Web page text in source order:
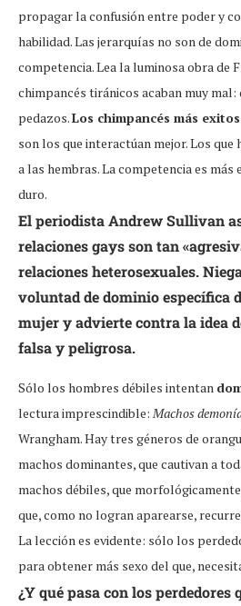
propagar la confusión entre poder y
habilidad. Las jerarquías no son de
competencia. Lea la luminosa obra de
chimpancés tiránicos acaban muy
pedazos.Los chimpancés más
son los que interactúan mejor. Los que
a las hembras. La competencia es
duro.
El periodista Andrew Sullivan
relaciones gays son tan
relaciones heterosexuales.
voluntad de dominio específica
mujer y advierte contra la idea
falsa y peligrosa.
Sólo los hombres débiles intentan
lectura imprescindible: Machos
Wrangham. Hay tres géneros de
machos dominantes, que cautivan a
machos débiles, que
que, como no logran aparearse,
La lección es evidente: sólo los
para obtener más sexo del que,
¿Y qué pasa con los perdedores